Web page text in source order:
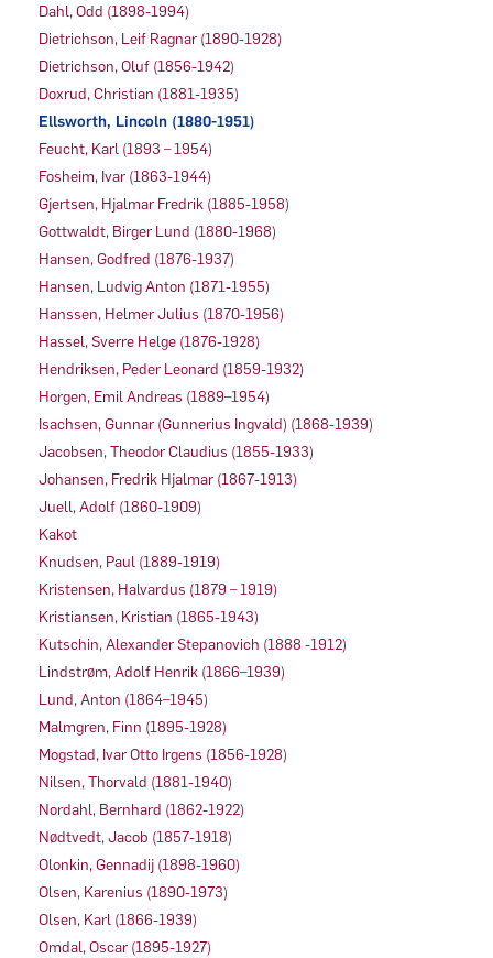
Dahl, Odd (1898-1994)
Dietrichson, Leif Ragnar (1890-1928)
Dietrichson, Oluf (1856-1942)
Doxrud, Christian (1881-1935)
Ellsworth, Lincoln (1880-1951)
Feucht, Karl (1893 – 1954)
Fosheim, Ivar (1863-1944)
Gjertsen, Hjalmar Fredrik (1885-1958)
Gottwaldt, Birger Lund (1880-1968)
Hansen, Godfred (1876-1937)
Hansen, Ludvig Anton (1871-1955)
Hanssen, Helmer Julius (1870-1956)
Hassel, Sverre Helge (1876-1928)
Hendriksen, Peder Leonard (1859-1932)
Horgen, Emil Andreas (1889–1954)
Isachsen, Gunnar (Gunnerius Ingvald) (1868-1939)
Jacobsen, Theodor Claudius (1855-1933)
Johansen, Fredrik Hjalmar (1867-1913)
Juell, Adolf (1860-1909)
Kakot
Knudsen, Paul (1889-1919)
Kristensen, Halvardus (1879 – 1919)
Kristiansen, Kristian (1865-1943)
Kutschin, Alexander Stepanovich (1888 -1912)
Lindstrøm, Adolf Henrik (1866–1939)
Lund, Anton (1864–1945)
Malmgren, Finn (1895-1928)
Mogstad, Ivar Otto Irgens (1856-1928)
Nilsen, Thorvald (1881-1940)
Nordahl, Bernhard (1862-1922)
Nødtvedt, Jacob (1857-1918)
Olonkin, Gennadij (1898-1960)
Olsen, Karenius (1890-1973)
Olsen, Karl (1866-1939)
Omdal, Oscar (1895-1927)